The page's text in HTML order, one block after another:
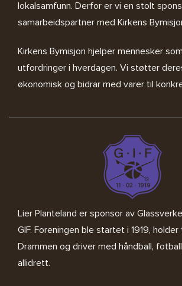
lokalsamfunn. Derfor er vi en stolt
samarbeidspartner med Kirkens
Kirkens Bymisjon hjelper mennesker
utfordringer i hverdagen. Vi støtter
økonomisk og bidrar med varer til
Lier Planteland er sponsor av
GIF. Foreningen ble startet i 1919, holder
Drammen og driver med håndball,
allidrett.